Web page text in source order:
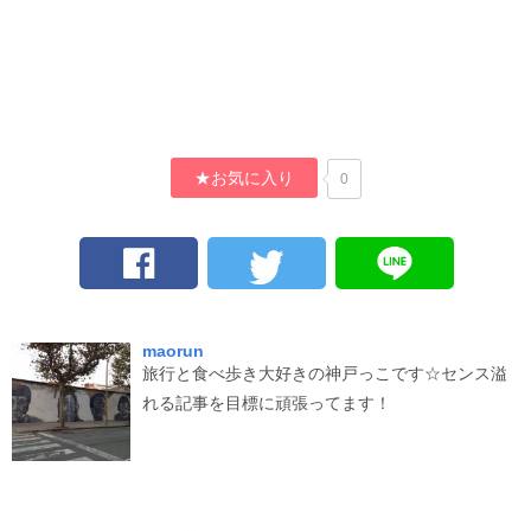
★お気に入り 0
maorun
旅行と食べ歩き大好きの神戸っこです☆センス溢
れる記事を目標に頑張ってます！